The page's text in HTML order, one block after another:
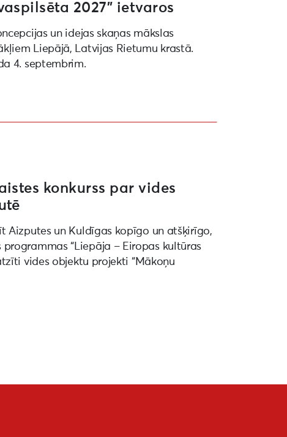
2027” ietvaros
un idejas skaņas mākslas
Liepājā, Latvijas Rietumu krastā.
4. septembrim.
konkurss par vides
Aizputes un Kuldīgas kopīgo un atšķirīgo,
“Liepāja – Eiropas kultūras
vides objektu projekti “Mākoņu